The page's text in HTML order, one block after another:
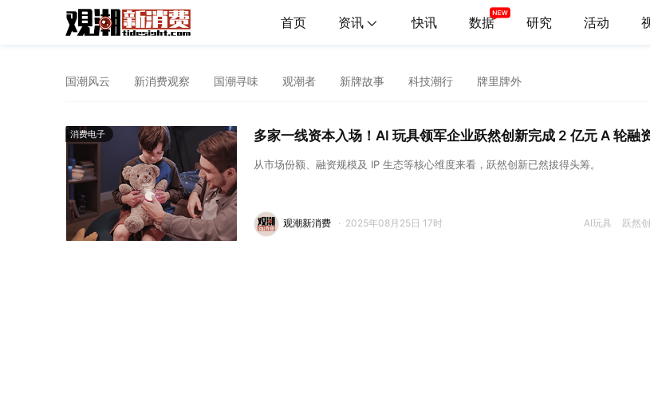
首页 资讯 快讯 数据 研究 活动
国潮风云 新消费观察 国潮寻味 观潮者 新牌故事 科技潮行 牌里牌外
消费电子 多家一线资本入场！AI 玩具领军企业跃然创新完成 2 亿元 A 轮融
从市场份额、融资规模及 IP 生态等核心维度来看，跃然创新已然拔得头筹。
AI玩具 跃然
观潮新消费 · 2025年08月25日 17时